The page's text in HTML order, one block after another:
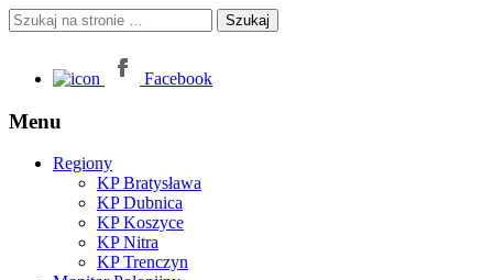
Facebook
Menu
Regiony
KP Bratysława
KP Dubnica
KP Koszyce
KP Nitra
KP Trenczyn